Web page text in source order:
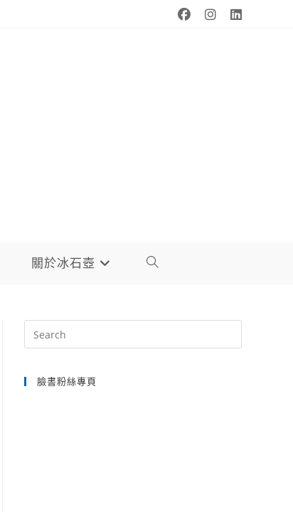
關於冰石壺 TOGGLE
SEARCH
Escape
臉書粉絲專頁